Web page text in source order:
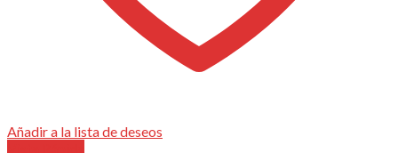
Añadir a la lista de deseos